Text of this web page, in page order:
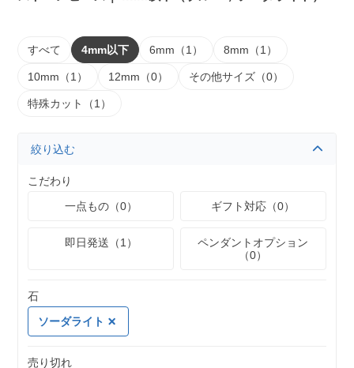
すべて 4mm以下 6mm（1） 8mm（1）
10mm（1） 12mm（0） その他サイズ（0）
特殊カット（1）
絞り込む
こだわり
一点もの（0）
ギフト対応（0）
即日発送（1）
ペンダントオプション
（0）
石
ソーダライト
売り切れ